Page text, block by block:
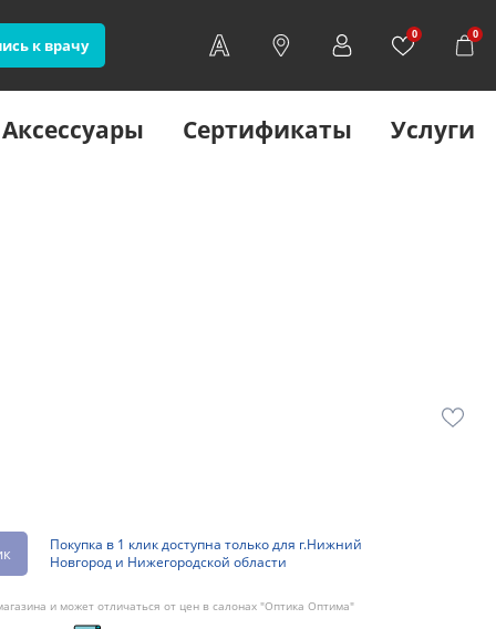
к врачу
0 0
Аксессуары Сертификаты Услуги
Покупка в 1 клик доступна только для г.Нижний
Новгород и Нижегородской области
и может отличаться от цен в салонах "Оптика Оптима"